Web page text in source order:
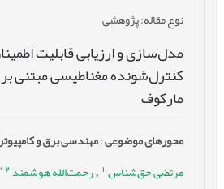
نوع مقاله: پژوهشی
مدل‌سازی و ارزیابی قابلیت
کنترل‌شونده مغناطیسی مبتنی
مارکوف
محورهای موضوعی:مهندسی برق و کامپیوتر
مرتضی حق‌شناس , رحمت‌الله هوشمند 2
*